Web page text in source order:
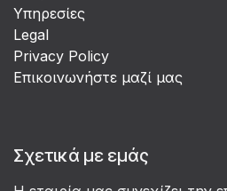
Υπηρεσίες
Legal
Privacy Policy
Επικοινωνήστε μαζί μας
Σχετικά με εμάς